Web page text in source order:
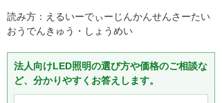
読み方：えるいーでぃーじんかんせんさーたい
おうでんきゅう・しょうめい
法人向けLED照明の選び方や価格のご相談な
ど、分かりやすくお答えします。